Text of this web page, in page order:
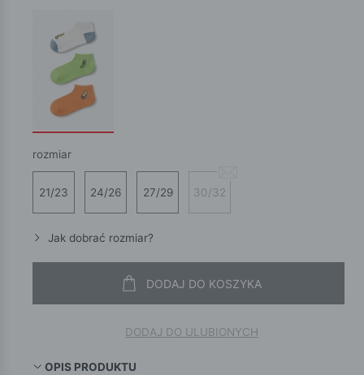
rozmiar
21/23 24/26 27/29 30/32
Jak dobrać rozmiar?
DODAJ DO KOSZYKA
DODAJ DO ULUBIONYCH
OPIS PRODUKTU